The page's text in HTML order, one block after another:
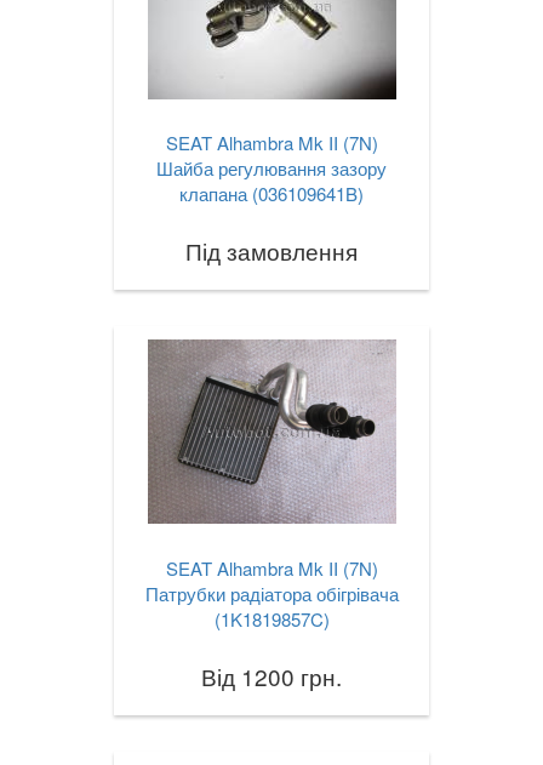
SEAT Alhambra Mk II (7N)
Шайба регулювання зазору
клапана (036109641B)
Під замовлення
SEAT Alhambra Mk II (7N)
Патрубки радіатора обігрівача
(1K1819857C)
Від 1200 грн.